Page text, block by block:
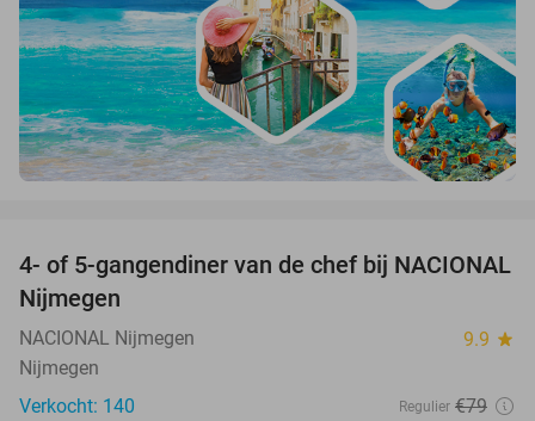
32%
4- of 5-gangendiner van de chef bij NACIONAL
Nijmegen
NACIONAL Nijmegen 9.9 star
Nijmegen
Verkocht: 140
Regulier €79